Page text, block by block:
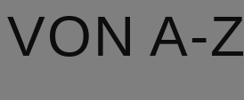
VON A-Z